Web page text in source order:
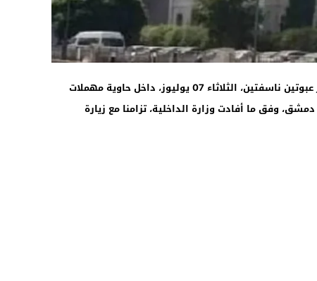
أصيب 18 شخصا على الأقل بجروح جراء انفجار عبوتين ناسفتين، الثلاثاء 07 يوليوز، داخل حاوية مهملات
وفق ما أفادت وزارة الداخلية، تزامنا مع زيارة